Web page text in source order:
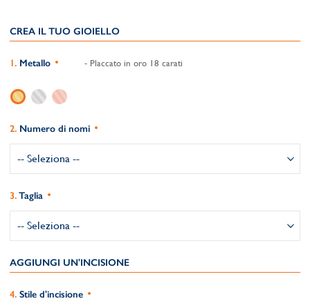
CREA IL TUO GIOIELLO
Metallo - Placcato in oro 18 carati
Numero di nomi
Taglia
AGGIUNGI UN'INCISIONE
Stile d'incisione